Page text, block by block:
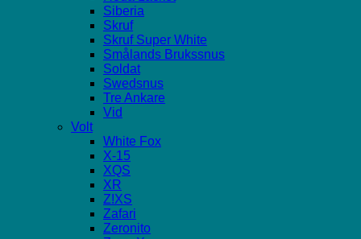
Siberia
Skruf
Skruf Super White
Smålands Brukssnus
Soldat
Swedsnus
Tre Ankare
Vid
Volt
White Fox
X-15
XQS
XR
Z!XS
Zafari
Zeronito